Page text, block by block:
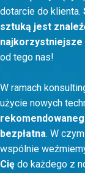
dotarcie do klienta.
sztuką jest
najkorzystniejsze
od tego nas!
W ramach
użycie nowych
bezpłatna. W
wspólnie
Cię do każdego z